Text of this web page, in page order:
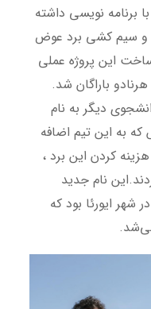
برنامه نویسی داشته
و سیم کشی برد عوض
این پروژه عملی
باراگان شد.
دیگر به نام
به این تیم اضافه
و کم هزینه کردن این برد ،
نام جدید
شهر ایورئا بود که